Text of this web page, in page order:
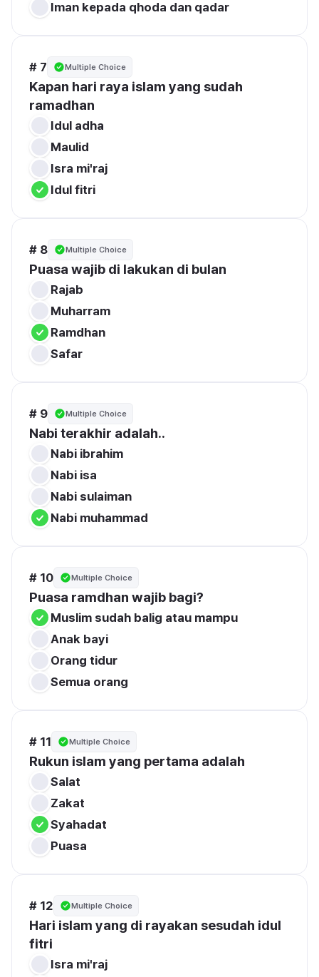
Iman kepada qhoda dan qadar
# 7 Multiple Choice
Kapan hari raya islam yang sudah
ramadhan
Idul adha
Maulid
Isra mi'raj
Idul fitri
# 8 Multiple Choice
Puasa wajib di lakukan di bulan
Rajab
Muharram
Ramdhan
Safar
# 9 Multiple Choice
Nabi terakhir adalah..
Nabi ibrahim
Nabi isa
Nabi sulaiman
Nabi muhammad
# 10 Multiple Choice
Puasa ramdhan wajib bagi?
Muslim sudah balig atau mampu
Anak bayi
Orang tidur
Semua orang
# 11 Multiple Choice
Rukun islam yang pertama adalah
Salat
Zakat
Syahadat
Puasa
# 12 Multiple Choice
Hari islam yang di rayakan sesudah idul
fitri
Isra mi'raj